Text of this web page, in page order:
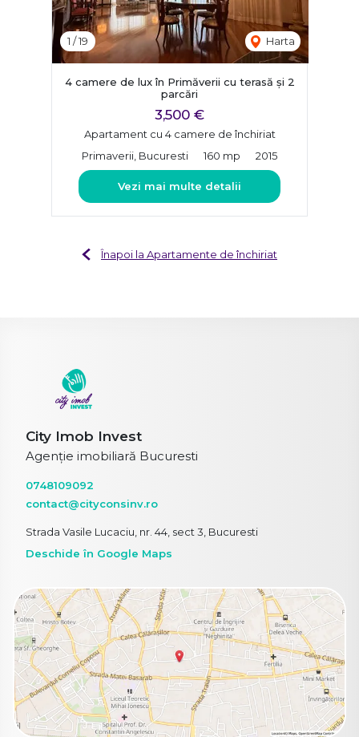
1 /19 Harta
4 camere de lux în Primăverii cu terasă și 2
parcări
3,500 €
Apartament cu 4 camere de închiriat
Primaverii, Bucuresti
160 mp 2015
Vezi mai multe detalii
Înapoi la Apartamente de închiriat
City Imob Invest
Agenție imobiliară Bucuresti
0748109092
contact@cityconsinv.ro
Strada Vasile Lucaciu, nr. 44, sect 3, Bucuresti
Deschide în Google Maps